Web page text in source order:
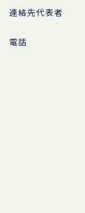
連絡先代表者
電話